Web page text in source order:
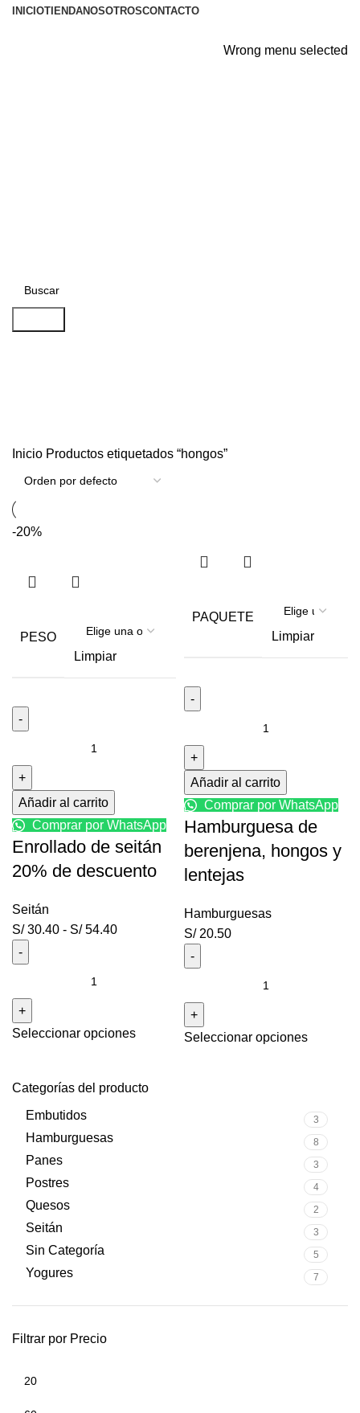
INICIOTIENDANOSOTROSCONTACTO
Wrong menu selected
Categorías del producto
Embutidos
3
Hamburguesas 8
Panes 3
Postres 4
Quesos 2
Seitán 3
Sin Categoría 5
Yogures 7
Filtrar por Precio
Inicio Productos etiquetados “hongos”
-20%
PESO
Limpiar
seitán
20%
de
descuento
cantidad
Añadir al carrito
Comprar por WhatsApp
Enrollado de seitán
20% de descuento
Seitán
S/30.40 - S/54.40Rango
hasta
seitán
20%
cantidad
Seleccionar opciones
PAQUETE
Limpiar
berenjena,
hongos
y
lentejas
cantidad
Añadir al carrito
Comprar por WhatsApp
Hamburguesa de
berenjena, hongos y
lentejas
Hamburguesas
S/20.50
berenjena,
hongos
Seleccionar opciones